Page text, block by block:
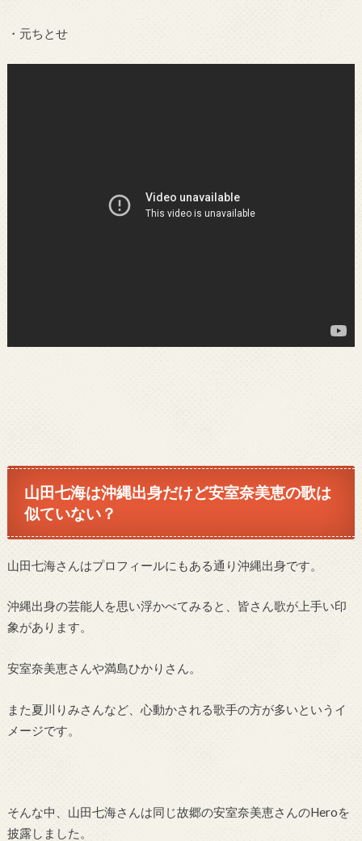
・元ちとせ
山田七海は沖縄出身だけど安室奈美恵の歌は
似ていない？
山田七海さんはプロフィールにもある通り沖縄出身です。
沖縄出身の芸能人を思い浮かべてみると、皆さん歌が上手い印
象があります。
安室奈美恵さんや満島ひかりさん。
また夏川りみさんなど、心動かされる歌手の方が多いというイ
メージです。
そんな中、山田七海さんは同じ故郷の安室奈美恵さんのHeroを
披露しました。